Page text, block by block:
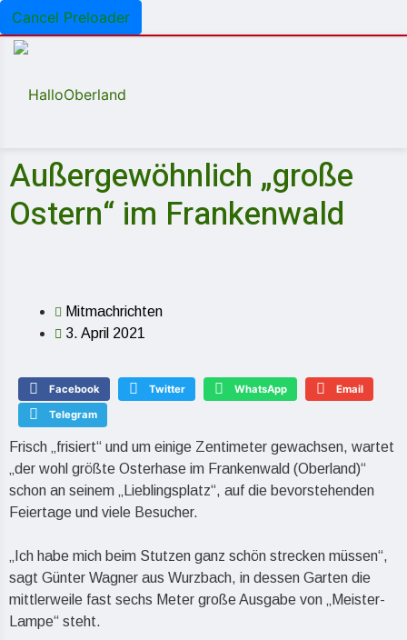
Cancel Preloader
Außergewöhnlich „große
Ostern“ im Frankenwald
Mitmachrichten
3. April 2021
Facebook Twitter WhatsApp Email
Telegram
Frisch „frisiert“ und um einige Zentimeter gewachsen, wartet
„der wohl größte Osterhase im Frankenwald (Oberland)“
schon an seinem „Lieblingsplatz“, auf die bevorstehenden
Feiertage und viele Besucher.
„Ich habe mich beim Stutzen ganz schön strecken müssen“,
sagt Günter Wagner aus Wurzbach, in dessen Garten die
mittlerweile fast sechs Meter große Ausgabe von „Meister-
Lampe“ steht.